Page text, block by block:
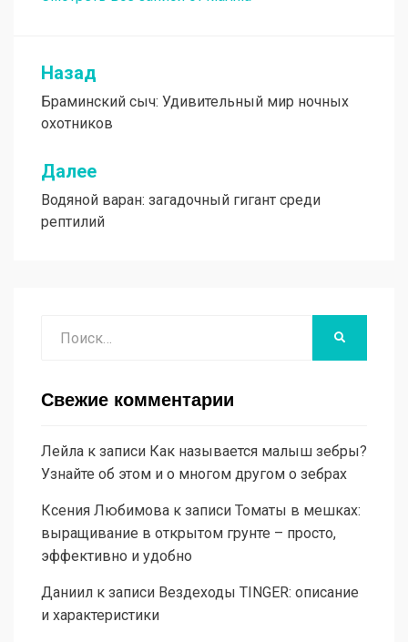
Навигация
по
записям
Назад
Браминский сыч: Удивительный мир ночных
охотников
Далее
Водяной варан: загадочный гигант среди
рептилий
Свежие комментарии
Лейла к записи Как называется малыш зебры?
Узнайте об этом и о многом другом о зебрах
Ксения Любимова к записи Томаты в мешках:
выращивание в открытом грунте – просто,
эффективно и удобно
Даниил к записи Вездеходы TINGER: описание
и характеристики